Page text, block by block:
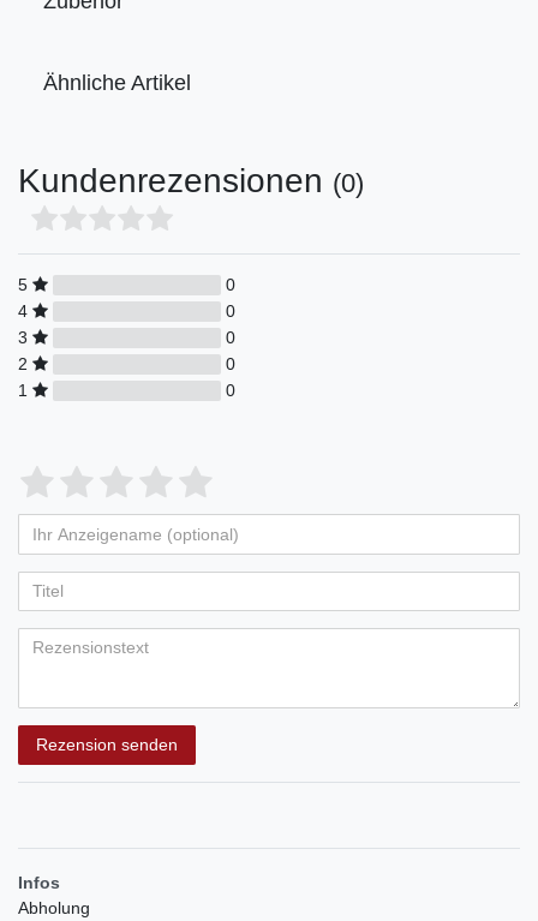
Ähnliche Artikel
Kundenrezensionen (0)
5
0
4
0
3
0
2
0
1
0
Bewertungssterne
von
5
Bewertungssternen
4
von
5
Bewertungssternen
3
von
5
Bewertungssternen
2
von
5
Bewertungssternen
1
von
5
Bewertungssternen
Anzeigename
(optional)
Rezension senden
Infos
Abholung